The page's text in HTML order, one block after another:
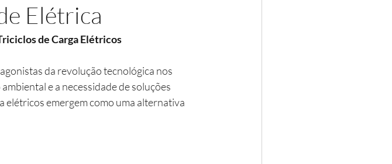
Elétrica
de Carga Elétricos
da revolução tecnológica nos
e a necessidade de soluções
elétricos emergem como uma alternativa